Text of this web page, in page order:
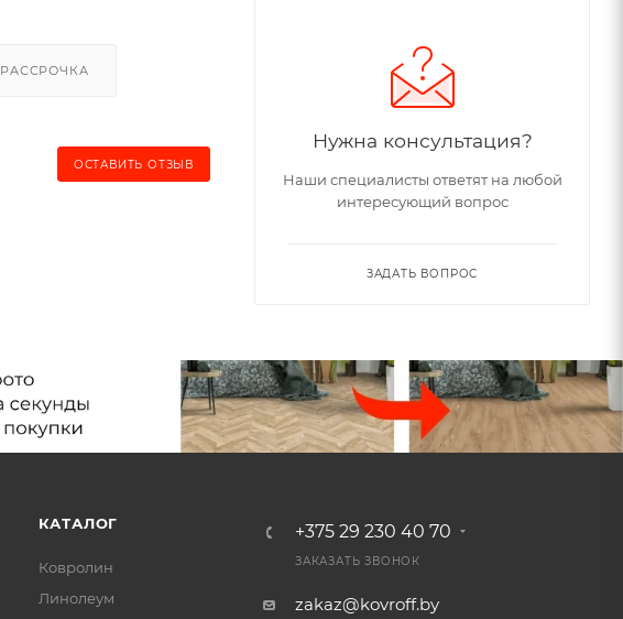
РАССРОЧКА
ОСТАВИТЬ ОТЗЫВ
Нужна консультация?
Наши специалисты ответят на любой
интересующий вопрос
ЗАДАТЬ ВОПРОС
КАТАЛОГ
Ковролин
Линолеум
+375 29 230 40 70
ЗАКАЗАТЬ ЗВОНОК
zakaz@kovroff.by